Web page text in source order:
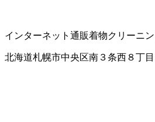
インターネット通販着物クリーニ
北海道札幌市中央区南３条西８丁目